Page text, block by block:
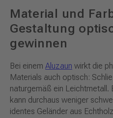
Material und
Gestaltung
gewinnen
Bei einem Aluzaun wirkt die
Materials auch optisch:
naturgemäß ein Leichtmetall.
kann durchaus weniger
identes Geländer aus